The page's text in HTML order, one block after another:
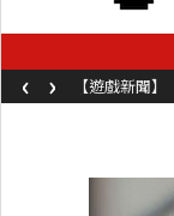
【遊戲新聞
容同時系舊作
‹ ›